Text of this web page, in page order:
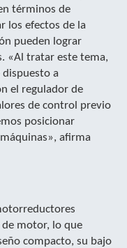
términos de
los efectos de la
pueden lograr
«Al tratar este tema,
dispuesto a
el regulador de
de control previo
posicionar
afirma
motor, lo que
compacto, su bajo